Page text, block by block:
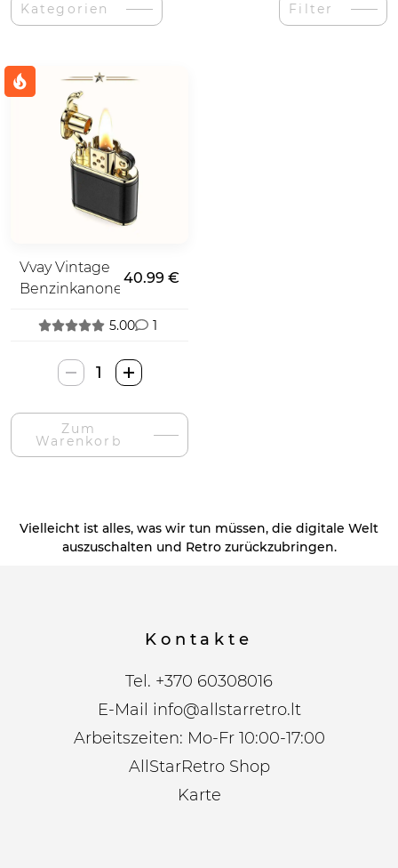
Kategorien Filter
Vvay Vintage
Benzinkanone
40.99 €
5.00 1
Vvay
Vintažinis
Benzininis
Žiebtuvėlis-
Menge
Zum
Warenkorb
Vielleicht ist alles, was wir tun müssen, die digitale Welt
auszuschalten und Retro zurückzubringen.
Kontakte
Tel. +370 60308016
E-Mail info@allstarretro.lt
Arbeitszeiten: Mo-Fr 10:00-17:00
AllStarRetro Shop
Karte